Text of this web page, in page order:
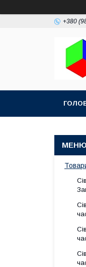
+380